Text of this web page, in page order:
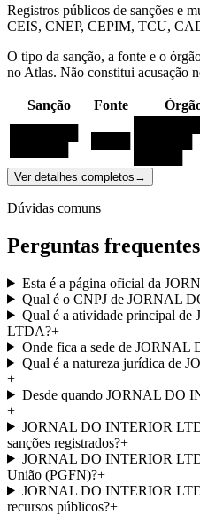
Registros públicos de sanções e
CEIS, CNEP, CEPIM, TCU,
O tipo da sanção, a fonte e o
no Atlas. Não constitui acusação
Sanção Fonte
Ver detalhes completos →
Dúvidas comuns
Perguntas frequentes
Esta é a página oficial da
Qual é o CNPJ de JORNAL
Qual é a atividade principal
LTDA?+
Onde fica a sede de
Qual é a natureza jurídica de
+
Desde quando JORNAL DO
+
JORNAL DO INTERIOR
sanções registrados?+
JORNAL DO INTERIOR
União (PGFN)?+
JORNAL DO INTERIOR
recursos públicos?+